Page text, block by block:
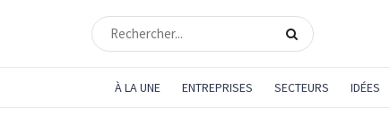
À LA UNE ENTREPRISES SECTEURS IDÉES